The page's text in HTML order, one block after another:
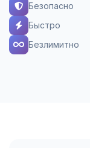
Безопасно
Быстро
Безлимитно